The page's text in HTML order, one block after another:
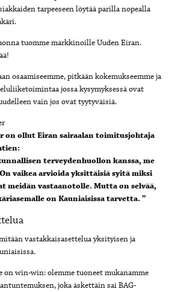
tarpeeseen löytää parilla nopealla
tuomme markkinoille Uuden Eiran.
osaamiseemme, pitkään kokemukseemme ja
jossa kysymyksessä ovat
vain jos ovat tyytyväisiä.
on ollut Eiran sairaalan toimitusjohtaja
terveydenhuollon kanssa, me
vaikea arvioida yksittäisiä syitä miksi
meidän vastaanotolle. Mutta on selvää,
on Kauniaisissa tarvetta. ”
vastakkaisasettelua yksityisen ja
on win-win: olemme tuoneet mukanamme
joka äskettäin sai BAG-